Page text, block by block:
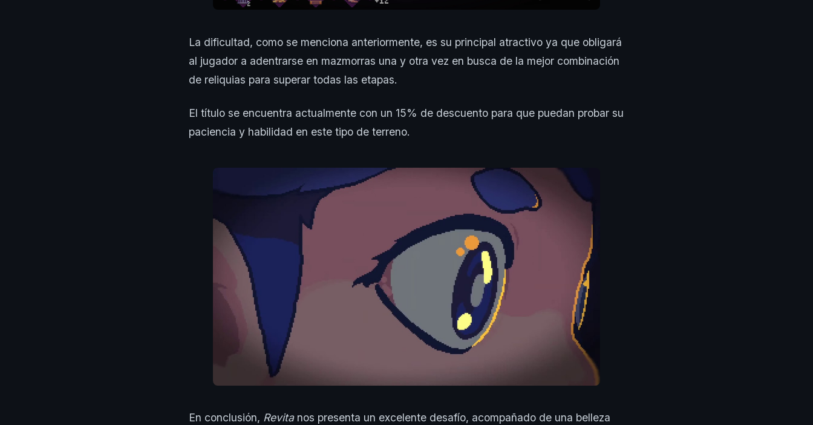
La dificultad, como se menciona anteriormente, es su principal atractivo ya que obligará
al jugador a adentrarse en mazmorras una y otra vez en busca de la mejor combinación
de reliquias para superar todas las etapas.
El título se encuentra actualmente con un 15% de descuento para que puedan probar su
paciencia y habilidad en este tipo de terreno.
En conclusión, Revitanos presenta un excelente desafío, acompañado de una belleza